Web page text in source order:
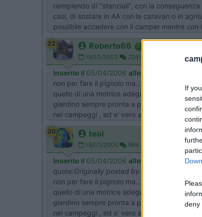
If
deny
riempiendo di "stanziali", con la
casi, di sostare in AA con la caravan o in
possibile accedere con il camper mentre
22 Roberto66
19/10/2003 22611
Inserito il 05/04/2006 alle:
non per fare il pignolo ma.... il camper
quello di una motrice adeguata (auto grossa
giardino sempre pronta a partire , anche se
nei campeggi , ed e' vero anche che si
20 teol
18/02/2006 964
Inserito il 05/04/2006 alle:
quote:Originally posted by Roberto66
non per fare il pignolo ma.... il camper
quello di una motrice adeguata (auto grossa
giardino sempre pronta a partire , anche se
nei campeggi , ed e' vero anche che si